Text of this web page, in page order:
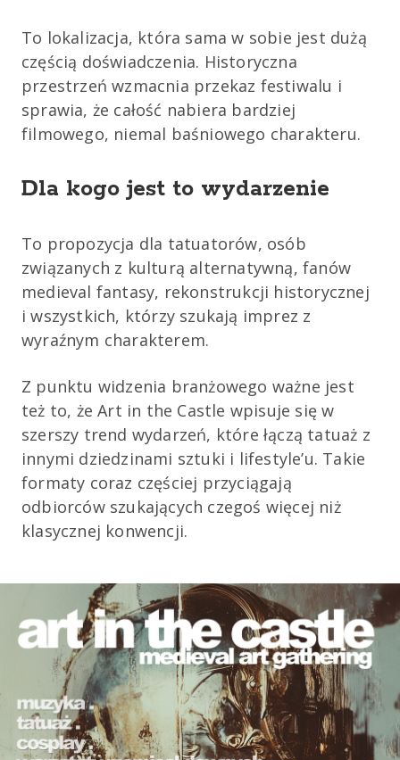
To lokalizacja, która sama w sobie jest dużą
częścią doświadczenia. Historyczna
przestrzeń wzmacnia przekaz festiwalu i
sprawia, że całość nabiera bardziej
filmowego, niemal baśniowego charakteru.
Dla kogo jest to wydarzenie
To propozycja dla tatuatorów, osób
związanych z kulturą alternatywną, fanów
medieval fantasy, rekonstrukcji historycznej
i wszystkich, którzy szukają imprez z
wyraźnym charakterem.
Z punktu widzenia branżowego ważne jest
też to, że Art in the Castle wpisuje się w
szerszy trend wydarzeń, które łączą tatuaż z
innymi dziedzinami sztuki i lifestyle’u. Takie
formaty coraz częściej przyciągają
odbiorców szukających czegoś więcej niż
klasycznej konwencji.